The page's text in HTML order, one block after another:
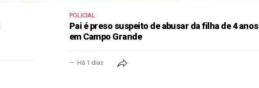
POLICIAL
Pai é preso suspeito de abusar da filha de 4 anos
em Campo Grande
Há 1 dias